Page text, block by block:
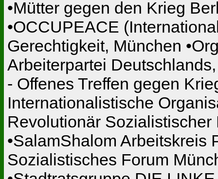
•Mütter gegen den Krieg
•OCCUPEACE
Gerechtigkeit, München
Arbeiterpartei
- Offenes Treffen gegen
Internationalistische
Revolutionär
•SalamShalom Arbeitskreis
Sozialistisches Forum